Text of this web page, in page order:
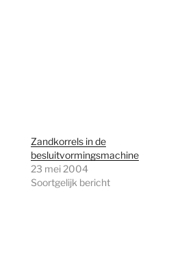
Zandkorrels in de
besluitvormingsmachine
23 mei 2004
Soortgelijk bericht